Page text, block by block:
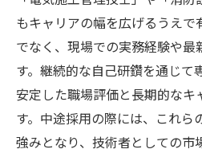
もキャリアの幅を広げるうえで
でなく、現場での実務経験や最
す。継続的な自己研鑽を通じて
安定した職場評価と長期的なキ
す。中途採用の際には、これら
強みとなり、技術者としての市